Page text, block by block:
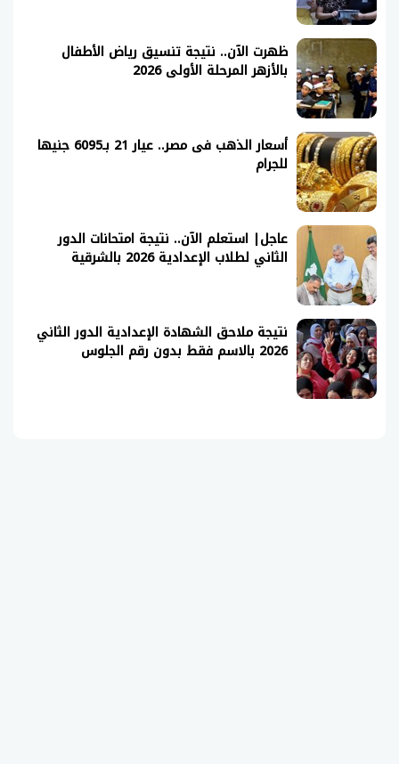
ظهرت الآن.. نتيجة تنسيق رياض الأطفال
بالأزهر المرحلة الأولى 2026
أسعار الذهب فى مصر.. عيار 21 بـ6095 جنيها
للجرام
عاجل| استعلم الآن.. نتيجة امتحانات الدور
الثاني لطلاب الإعدادية 2026 بالشرقية
نتيجة ملاحق الشهادة الإعدادية الدور الثاني
2026 بالاسم فقط بدون رقم الجلوس